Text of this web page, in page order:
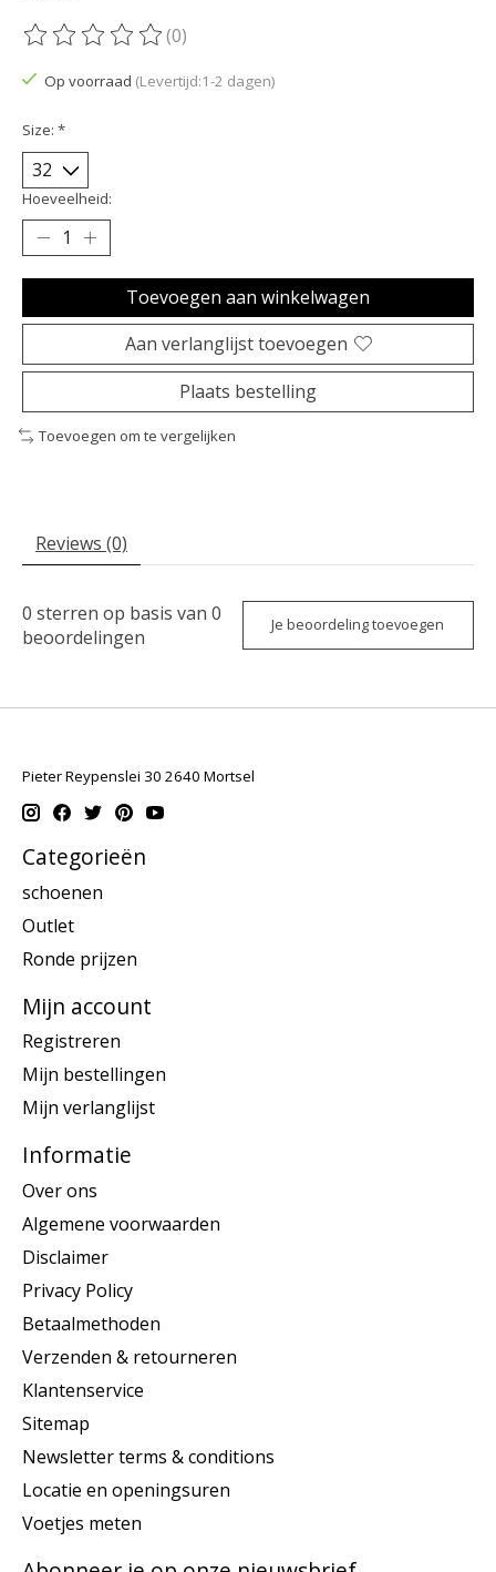
De beoordeling van dit product is
(0)
Op voorraad (Levertijd:1-2 dagen)
Size: *
Hoeveelheid:
Toevoegen aan winkelwagen
Aan verlanglijst toevoegen
Plaats bestelling
Toevoegen om te vergelijken
Reviews (0)
0 sterren op basis van 0
beoordelingen
Je beoordeling toevoegen
Pieter Reypenslei 30 2640 Mortsel
Categorieën
schoenen
Outlet
Ronde prijzen
Mijn account
Registreren
Mijn bestellingen
Mijn verlanglijst
Informatie
Over ons
Algemene voorwaarden
Disclaimer
Privacy Policy
Betaalmethoden
Verzenden & retourneren
Klantenservice
Sitemap
Newsletter terms & conditions
Locatie en openingsuren
Voetjes meten